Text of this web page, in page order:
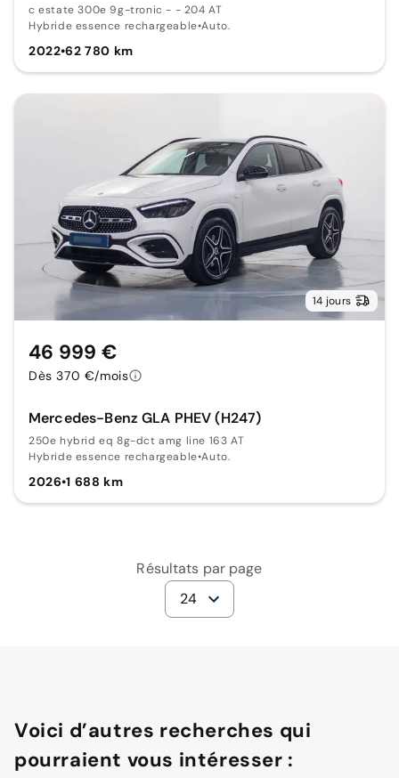
c estate 300e 9g-tronic - - 204 AT
Hybride essence rechargeable•Auto.
2022•62 780 km
14 jours
Mercedes-Benz GLA PHEV (H247)
250e hybrid eq 8g-dct amg line 163 AT
Hybride essence rechargeable•Auto.
2026•1 688 km
46 999 €
Dès 370 €/mois
Résultats par page
24
Voici d’autres recherches qui
pourraient vous intéresser :